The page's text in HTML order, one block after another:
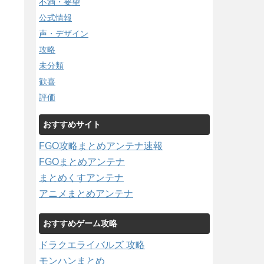
公式情報
声・デザイン
攻略
未分類
歓喜
評価
おすすめサイト
FGO攻略まとめアンテナ速報
FGOまとめアンテナ
まとめくすアンテナ
アニメまとめアンテナ
おすすめゲーム攻略
ドラクエライバルズ 攻略
モンハンまとめ